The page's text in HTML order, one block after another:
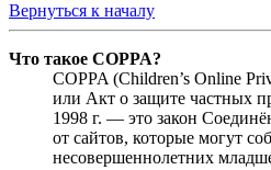
Вернуться к началу
Что такое COPPA?
COPPA (Children’s Online
или Акт о защите частных
1998 г. — это закон
от сайтов, которые могут
несовершеннолетних